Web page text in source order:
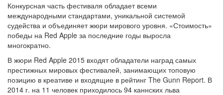
Конкурсная часть фестиваля обладает всеми
международными стандартами, уникальной системой
судейства и объединяет жюри мирового уровня. «Стоимость»
победы на Red Apple за последние годы выросла
многократно.
В жюри Red Apple 2015 входят обладатели наград самых
престижных мировых фестивалей, занимающих топовую
позицию в креативе и входящие в рейтинг The Gunn Report. В
2014 г. на 11 человек приходилось 94 каннских льва